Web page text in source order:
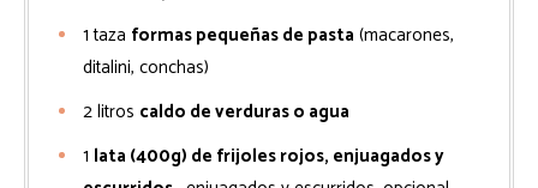
1 taza formas pequeñas de pasta (macarones,
ditalini, conchas)
2litros caldo de verduras o agua
1 lata (400g) de frijoles rojos, enjuagados y